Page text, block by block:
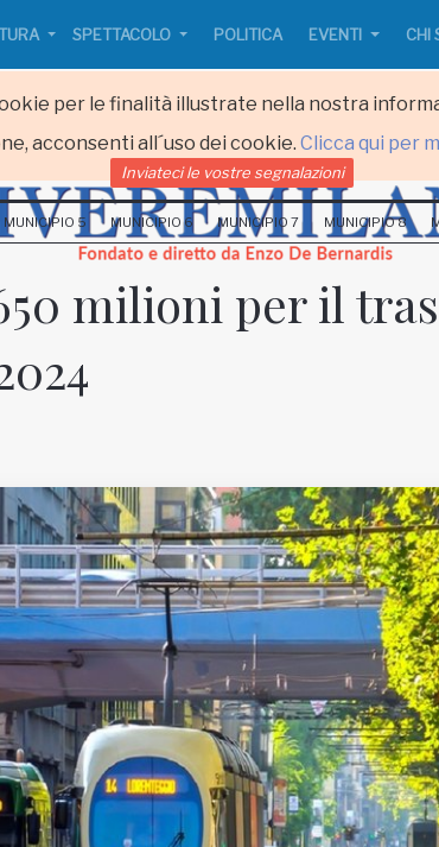
per le finalità illustrate nella nostra
acconsenti all´uso dei cookie. Clicca qui per
SPETTACOLO POLITICA EVENTI CHI
Inviateci le vostre segnalazioni
MUNICIPIO 5 MUNICIPIO 6 MUNICIPIO 7 MUNICIPIO 8
milioni per il